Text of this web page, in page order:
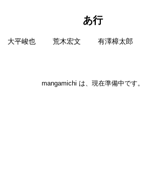
あ行
大平峻也 荒木宏文 有澤樟太郎
mangamichi は、現在準備中です。